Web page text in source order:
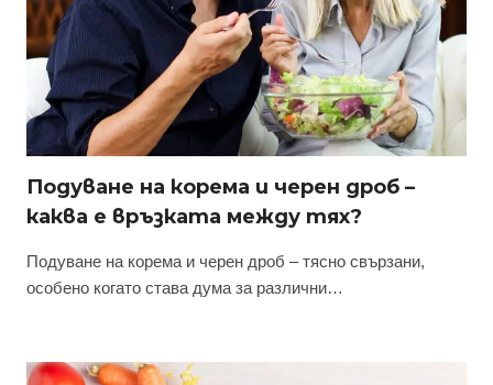
Подуване на корема и черен дроб –
каква е връзката между тях?
Подуване на корема и черен дроб – тясно свързани,
особено когато става дума за различни…